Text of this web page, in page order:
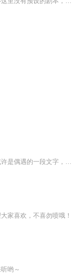
家喜欢，不喜勿喷哦！
哟～